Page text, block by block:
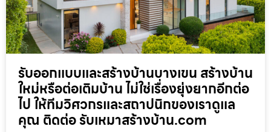
รับออกแบบและสร้างบ้านบางเขน สร้างบ้าน
ใหม่หรือต่อเติมบ้าน ไม่ใช่เรื่องยุ่งยากอีกต่อ
ไป ให้ทีมวิศวกรและสถาปนิกของเราดูแล
คุณ ติดต่อ รับเหมาสร้างบ้าน.com